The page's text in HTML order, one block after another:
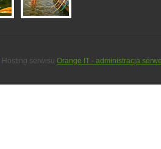
| Hosting serwisu Orange IT - administracja